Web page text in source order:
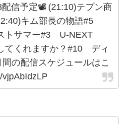
配信予定📽️ (21:10)テプン商
キム部長の物語#5
トサマー#3 U-NEXT
てくれますか？#10 ディ
の配信スケジュールはこ
vjpAbIdzLP